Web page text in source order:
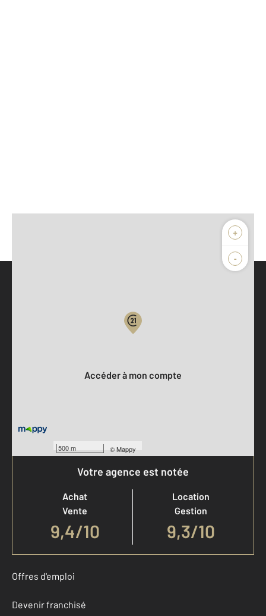
+
-
500 m ©Mappy
Accéder à mon compte
Votre agence est notée
Achat
Vente
9,4/10
Location
Gestion
9,3/10
Offres d'emploi
Devenir franchisé